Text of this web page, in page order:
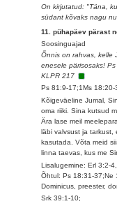
On kirjutatud: "Täna,
südant kõvaks nagu
11. pühapäev pärast
Soosinguajad
Õnnis on rahvas, kelle
enesele pärisosaks!
KLPR 217
Ps 81:9-17;1Ms
Kõigeväeline Jumal,
oma riiki. Sina kutsud
Ära lase meil
läbi valvsust ja tarkust,
kasutada. Võta meid
linna taevas, kus me
Lisalugemine: Erl 3:2-
Õhtul: Ps 18:31-37;Ne
Dominicus, preester,
Srk 39:1-10;